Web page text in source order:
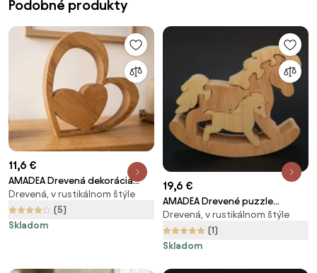
Podobné produkty
11,6 €
AMADEA Drevená dekorácia
srdca v srdci, masívne drevo,
veľkosť 10 cm
Drevená, v rustikálnom štýle
(5)
Skladom
19,6 €
AMADEA Drevené puzzle
hojdací kôň, masívne drevo
dvoch druhov drevín, 13,5x11,5x3
cm
Drevená, v rustikálnom štýle
(1)
Skladom